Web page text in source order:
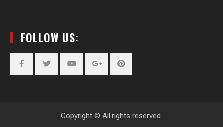
FOLLOW US:
Copyright © All rights reserved.